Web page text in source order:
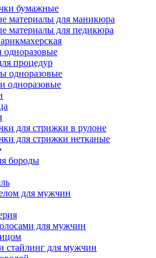
бумажные
материалы для маникюра
материалы для педикюра
процедур
одноразовые
одноразовые
для стрижки в рулоне
для стрижки нетканые
бороды
для мужчин
для мужчин
стайлинг для мужчин